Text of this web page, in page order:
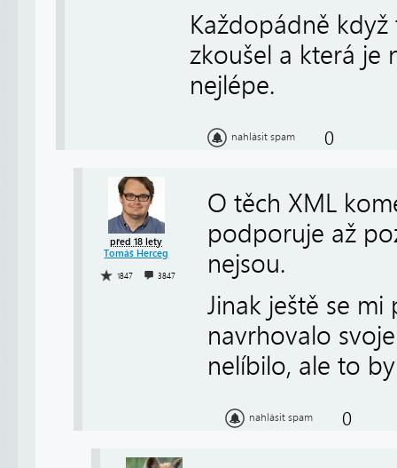
Každopádně
zkoušel a která je
nejlépe.
nahlásit spam 0
před 18 lety
Tomáš Herceg
1847 3847
O těch XML
podporuje až
nejsou.
Jinak ještě se mi
navrhovalo
nelíbilo, ale to
nahlásit spam 0